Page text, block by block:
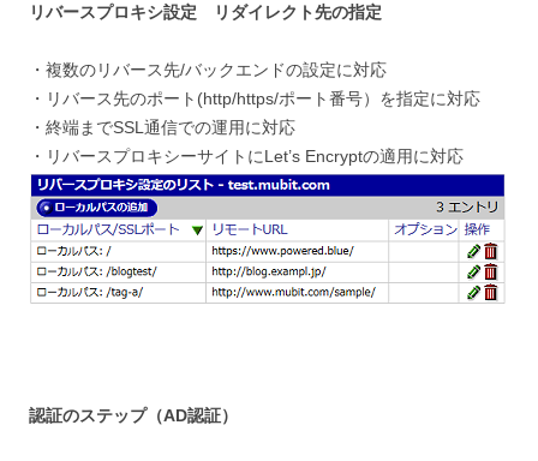
リバースプロキシ設定 リダイレクト先の指定
・複数のリバース先/バックエンドの設定に対応
・リバース先のポート(http/https/ポート番号）を指定に対応
・終端までSSL通信での運用に対応
・リバースプロキシーサイトにLet’s Encryptの適用に対応
認証のステップ（AD認証）